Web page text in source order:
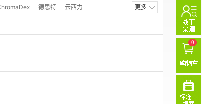
德思特
云西力
塔 PCL
PhytoLab
物
更多
0